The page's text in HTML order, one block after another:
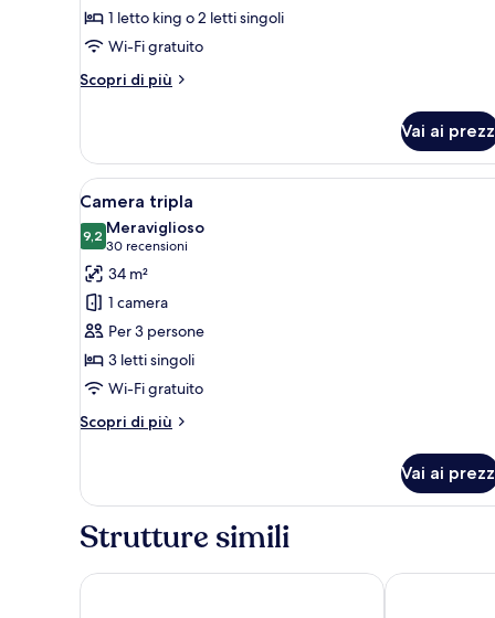
1 letto king o 2 letti singoli
Wi-Fi gratuito
Scopri di più
Altri
Superior
Vai ai
Apri
tutte
le
foto
per
Camera
tripla
Una camera d'albergo con
16
Camera tripla
9,29,2 su 10
Meraviglioso
30 recensioni
(30
recensioni)
34 m²
1 camera
Per 3 persone
3 letti singoli
Wi-Fi gratuito
Scopri di più
Altri
tripla
Vai ai
Strutture simili
Sixties Ramblas Hotel